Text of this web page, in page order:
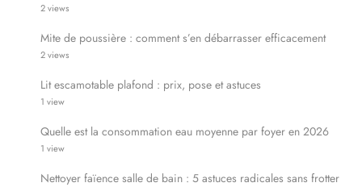
2 views
Mite de poussière : comment s’en débarrasser efficacement
2 views
Lit escamotable plafond : prix, pose et astuces
1 view
Quelle est la consommation eau moyenne par foyer en 2026
1 view
Nettoyer faïence salle de bain : 5 astuces radicales sans frotter